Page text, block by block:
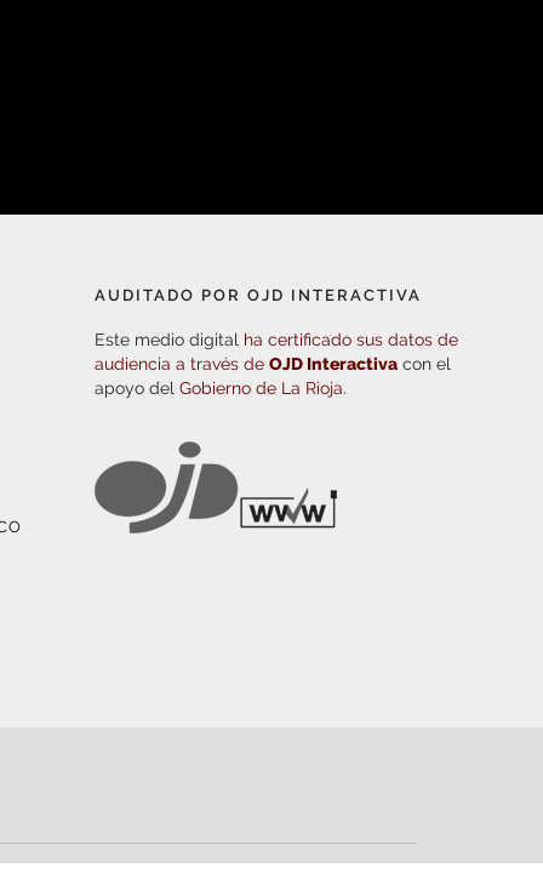
AUDITADO POR OJD INTERACTIVA
Este medio digital ha certificado sus datos de
audiencia a través deOJD Interactiva con el
apoyo delGobierno de La Rioja.